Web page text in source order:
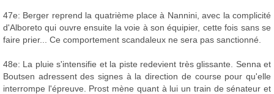
47e: Berger reprend la quatrième place à Nannini, avec la complicité
d'Alboreto qui ouvre ensuite la voie à son équipier, cette fois sans se
faire prier... Ce comportement scandaleux ne sera pas sanctionné.
48e: La pluie s'intensifie et la piste redevient très glissante. Senna et
Boutsen adressent des signes à la direction de course pour qu'elle
interrompe l'épreuve. Prost mène quant à lui un train de sénateur et